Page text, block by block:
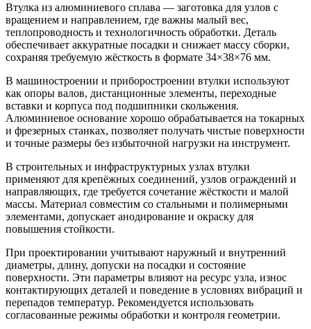
Втулка из алюминиевого сплава — заготовка для узлов с
вращением и направлением, где важны малый вес,
теплопроводность и технологичность обработки. Деталь
обеспечивает аккуратные посадки и снижает массу сборки,
сохраняя требуемую жёсткость в формате 34×38×76 мм.
В машиностроении и приборостроении втулки используют
как опоры валов, дистанционные элементы, переходные
вставки и корпуса под подшипники скольжения.
Алюминиевое основание хорошо обрабатывается на токарных
и фрезерных станках, позволяет получать чистые поверхности
и точные размеры без избыточной нагрузки на инструмент.
В строительных и инфраструктурных узлах втулки
применяют для крепёжных соединений, узлов ограждений и
направляющих, где требуется сочетание жёсткости и малой
массы. Материал совместим со стальными и полимерными
элементами, допускает анодирование и окраску для
повышения стойкости.
При проектировании учитывают наружный и внутренний
диаметры, длину, допуски на посадки и состояние
поверхности. Эти параметры влияют на ресурс узла, износ
контактирующих деталей и поведение в условиях вибраций и
перепадов температур. Рекомендуется использовать
согласованные режимы обработки и контроля геометрии.